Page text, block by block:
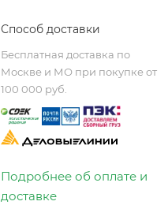
Способ доставки
Бесплатная доставка по
Москве и МО при покупке от
100 000 руб.
Подробнее об оплате и
доставке